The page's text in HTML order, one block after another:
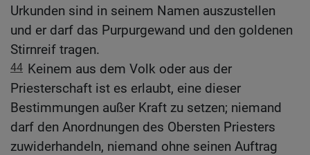
Urkunden sind in seinem Namen auszustellen
und er darf das Purpurgewand und den goldenen
Stirnreif tragen.
44 Keinem aus dem Volk oder aus der
Priesterschaft ist es erlaubt, eine dieser
Bestimmungen außer Kraft zu setzen; niemand
darf den Anordnungen des Obersten Priesters
zuwiderhandeln, niemand ohne seinen Auftrag